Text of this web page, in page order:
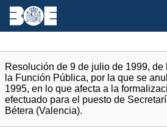
Resolución de 9 de julio de 1999,
la Función Pública, por la que se
1995, en lo que afecta a la
efectuado para el puesto de
Bétera (Valencia).